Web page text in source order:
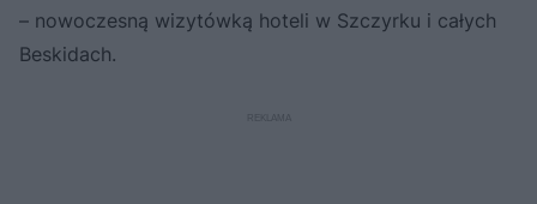
– nowoczesną wizytówką hoteli w Szczyrku i całych
Beskidach.